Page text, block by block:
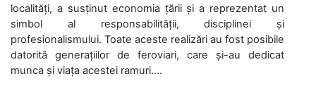
localități, a susținut economia țării și a reprezentat un
simbol al responsabilității, disciplinei și
profesionalismului. Toate aceste realizări au fost posibile
datorită generațiilor de feroviari, care și-au dedicat
munca și viața acestei ramuri....